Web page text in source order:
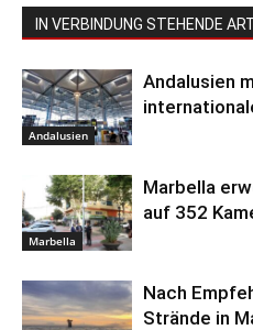
IN VERBINDUNG STEHENDE
Andalusien
Andalusien
Marbella
Marbella
auf 352
Nach
Strände in